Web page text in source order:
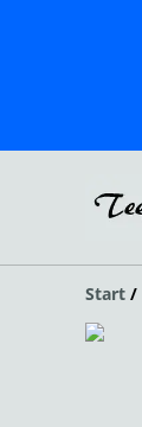
Start /